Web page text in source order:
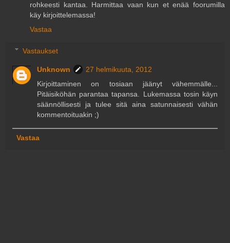
rohkeesti kantaa. Harmittaa vaan kun et enää foorumilla
käy kirjoittelemassa!
Vastaa
Vastaukset
Unknown
27 helmikuuta, 2012
Kirjoittaminen on tosiaan jäänyt vähemmälle...
Pitäisiköhän parantaa tapansa. Lukemassa tosin käyn
säännöllisesti ja tulee sitä aina satunnaisesti vähän
kommentoituakin ;)
Vastaa